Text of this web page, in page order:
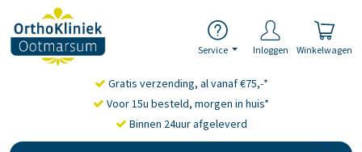
Service Inloggen Winkelwagen
Gratis verzending, al vanaf €75,-*
Voor 15u besteld, morgen in huis*
Binnen 24uur afgeleverd